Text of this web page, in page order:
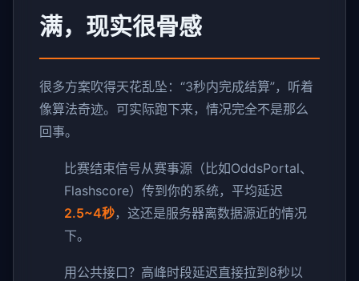
满，现实很骨感
很多方案吹得天花乱坠：“3秒内完成结算”，听着
像算法奇迹。可实际跑下来，情况完全不是那么
回事。
比赛结束信号从赛事源（比如OddsPortal、
Flashscore）传到你的系统，平均延迟
2.5~4秒，这还是服务器离数据源近的情况
下。
用公共接口？高峰时段延迟直接拉到8秒以